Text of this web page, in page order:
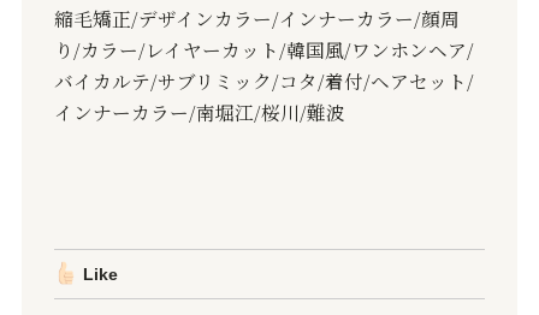
縮毛矯正/デザインカラー/インナーカラー/顔周
り /カラー/レイヤーカット/韓国風/ワンホンヘア/
バイカルテ/サブリミック/コタ/着付/ヘアセット/
インナーカラー/南堀江/桜川/難波
Like